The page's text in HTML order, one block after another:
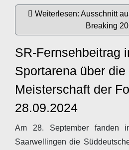
Weiterlesen: Ausschnitt
Breaking
SR-Fernsehbeitrag
Sportarena über
Meisterschaft der
28.09.2024
Am 28. September fanden
Saarwellingen die